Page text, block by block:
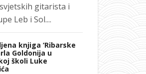
gitarista i
Leb i Sol....
knjiga ‘Ribarske
Goldonija u
školi Luke